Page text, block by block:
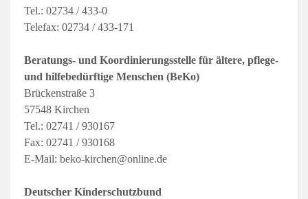
Tel.: 02734 / 433-0
Telefax: 02734 / 433-171
Beratungs- und Koordinierungsstelle für ältere, pflege-
und hilfebedürftige Menschen (BeKo)
Brückenstraße 3
57548 Kirchen
Tel.: 02741 / 930167
Fax: 02741 / 930168
E-Mail: beko-kirchen@online.de
Deutscher Kinderschutzbund